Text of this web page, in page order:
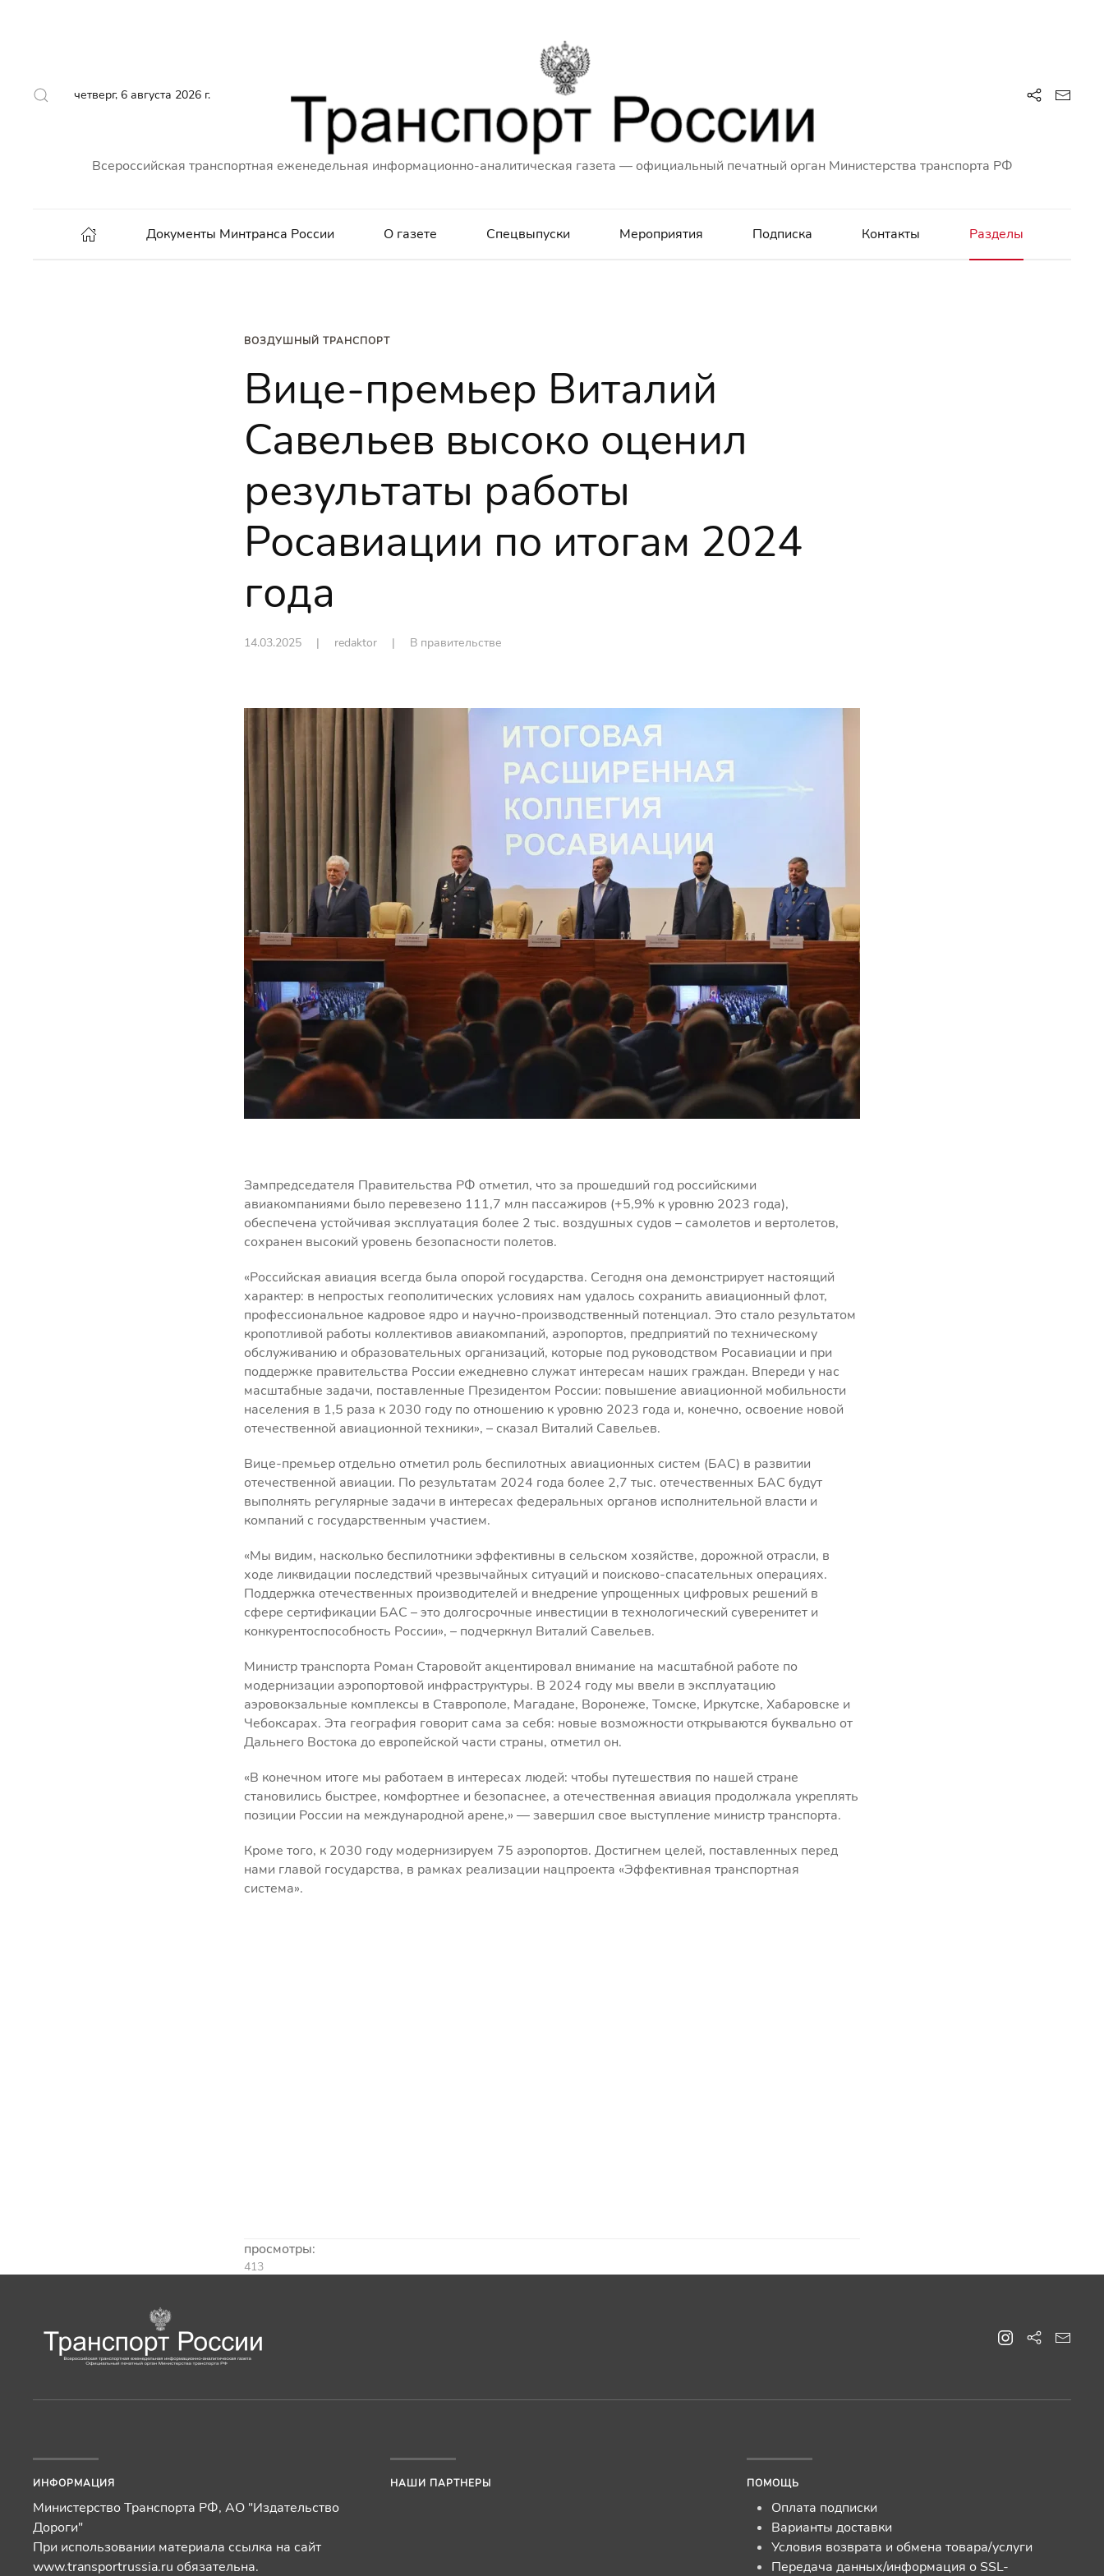
четверг, 6 августа 2026 г.
Всероссийская транспортная еженедельная информационно-аналитическая газета — официальный печатный орган Министерства транспорта РФ
Документы Минтранса России О газете Спецвыпуски Мероприятия Подписка Контакты Разделы
ВОЗДУШНЫЙ ТРАНСПОРТ
Вице-премьер Виталий
Савельев высоко оценил
результаты работы
Росавиации по итогам 2024
года
14.03.2025 | redaktor | В правительстве
Зампредседателя Правительства РФ отметил, что за прошедший год российскими
авиакомпаниями было перевезено 111,7 млн пассажиров (+5,9% к уровню 2023 года),
обеспечена устойчивая эксплуатация более 2 тыс. воздушных судов – самолетов и вертолетов,
сохранен высокий уровень безопасности полетов.
«Российская авиация всегда была опорой государства. Сегодня она демонстрирует настоящий
характер: в непростых геополитических условиях нам удалось сохранить авиационный флот,
профессиональное кадровое ядро и научно-производственный потенциал. Это стало результатом
кропотливой работы коллективов авиакомпаний, аэропортов, предприятий по техническому
обслуживанию и образовательных организаций, которые под руководством Росавиации и при
поддержке правительства России ежедневно служат интересам наших граждан. Впереди у нас
масштабные задачи, поставленные Президентом России: повышение авиационной мобильности
населения в 1,5 раза к 2030 году по отношению к уровню 2023 года и, конечно, освоение новой
отечественной авиационной техники», – сказал Виталий Савельев.
Вице-премьер отдельно отметил роль беспилотных авиационных систем (БАС) в развитии
отечественной авиации. По результатам 2024 года более 2,7 тыс. отечественных БАС будут
выполнять регулярные задачи в интересах федеральных органов исполнительной власти и
компаний с государственным участием.
«Мы видим, насколько беспилотники эффективны в сельском хозяйстве, дорожной отрасли, в
ходе ликвидации последствий чрезвычайных ситуаций и поисково-спасательных операциях.
Поддержка отечественных производителей и внедрение упрощенных цифровых решений в
сфере сертификации БАС – это долгосрочные инвестиции в технологический суверенитет и
конкурентоспособность России», – подчеркнул Виталий Савельев.
Министр транспорта Роман Старовойт акцентировал внимание на масштабной работе по
модернизации аэропортовой инфраструктуры. В 2024 году мы ввели в эксплуатацию
аэровокзальные комплексы в Ставрополе, Магадане, Воронеже, Томске, Иркутске, Хабаровске и
Чебоксарах. Эта география говорит сама за себя: новые возможности открываются буквально от
Дальнего Востока до европейской части страны, отметил он.
«В конечном итоге мы работаем в интересах людей: чтобы путешествия по нашей стране
становились быстрее, комфортнее и безопаснее, а отечественная авиация продолжала укреплять
позиции России на международной арене,» — завершил свое выступление министр транспорта.
Кроме того, к 2030 году модернизируем 75 аэропортов. Достигнем целей, поставленных перед
нами главой государства, в рамках реализации нацпроекта «Эффективная транспортная
система».
просмотры:
413
ИНФОРМАЦИЯ
Министерство Транспорта РФ, АО "Издательство
Дороги"
При использовании материала ссылка на сайт
www.transportrussia.ru обязательна.
НАШИ ПАРТНЕРЫ ПОМОЩЬ
Оплата подписки
Варианты доставки
Условия возврата и обмена товара/услуги
Передача данных/информация о SSL-